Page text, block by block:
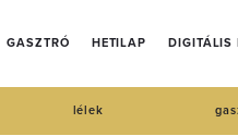
GASZTRÓ HETILAP DIGITÁLIS
lélek